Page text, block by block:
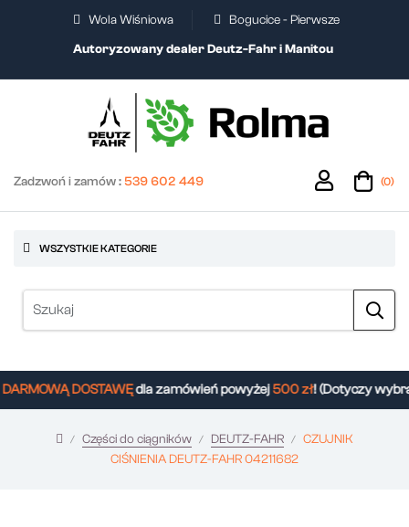
Wola Wiśniowa
Bogucice - Pierwsze
Autoryzowany dealer Deutz-Fahr i Manitou
Zadzwoń i zamów :539 602 449 (0)
WSZYSTKIE KATEGORIE
DOSTAWĘdla zamówień powyżej500 zł! (Dotyczy
Części do ciągników DEUTZ-FAHR
CZUJNIK
CIŚNIENIA DEUTZ-FAHR 04211682